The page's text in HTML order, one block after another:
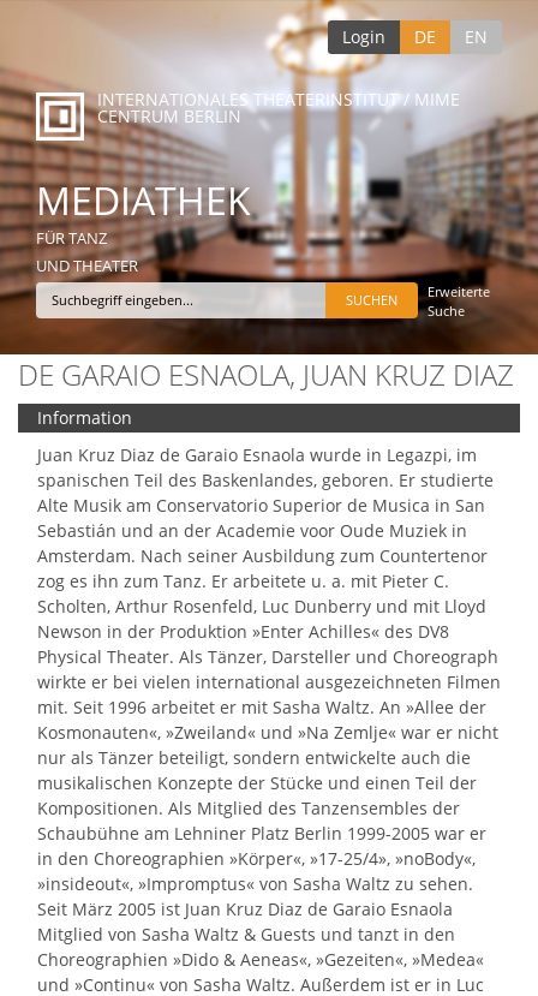
Login DE EN
INTERNATIONALES THEATERINSTITUT / MIME
CENTRUM BERLIN
MEDIATHEK
FÜR TANZ
UND THEATER
Erweiterte
Suche
DE GARAIO ESNAOLA, JUAN KRUZ DIAZ
Information
Juan Kruz Diaz de Garaio Esnaola wurde in Legazpi, im
spanischen Teil des Baskenlandes, geboren. Er studierte
Alte Musik am Conservatorio Superior de Musica in San
Sebastián und an der Academie voor Oude Muziek in
Amsterdam. Nach seiner Ausbildung zum Countertenor
zog es ihn zum Tanz. Er arbeitete u. a. mit Pieter C.
Scholten, Arthur Rosenfeld, Luc Dunberry und mit Lloyd
Newson in der Produktion »Enter Achilles« des DV8
Physical Theater. Als Tänzer, Darsteller und Choreograph
wirkte er bei vielen international ausgezeichneten Filmen
mit. Seit 1996 arbeitet er mit Sasha Waltz. An »Allee der
Kosmonauten«, »Zweiland« und »Na Zemlje« war er nicht
nur als Tänzer beteiligt, sondern entwickelte auch die
musikalischen Konzepte der Stücke und einen Teil der
Kompositionen. Als Mitglied des Tanzensembles der
Schaubühne am Lehniner Platz Berlin 1999-2005 war er
in den Choreographien »Körper«, »17-25/4», »noBody«,
»insideout«, »Impromptus« von Sasha Waltz zu sehen.
Seit März 2005 ist Juan Kruz Diaz de Garaio Esnaola
Mitglied von Sasha Waltz & Guests und tanzt in den
Choreographien »Dido & Aeneas«, »Gezeiten«, »Medea«
und »Continu« von Sasha Waltz. Außerdem ist er in Luc